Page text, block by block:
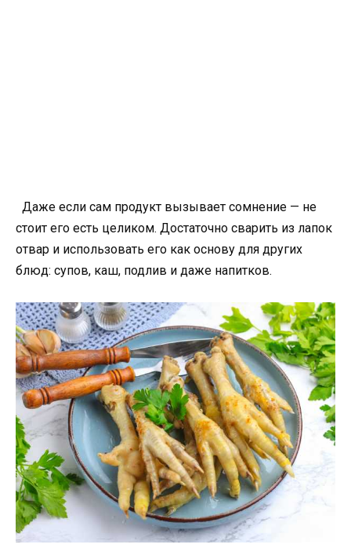
Даже если сам продукт вызывает сомнение — не
стоит его есть целиком. Достаточно сварить из лапок
отвар и использовать его как основу для других
блюд: супов, каш, подлив и даже напитков.